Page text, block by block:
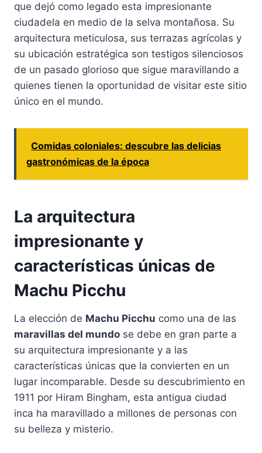
que dejó como legado esta impresionante
ciudadela en medio de la selva montañosa. Su
arquitectura meticulosa, sus terrazas agrícolas y
su ubicación estratégica son testigos silenciosos
de un pasado glorioso que sigue maravillando a
quienes tienen la oportunidad de visitar este sitio
único en el mundo.
Comidas coloniales: descubre las delicias
gastronómicas de la época
La arquitectura
impresionante y
características únicas de
Machu Picchu
La elección de Machu Picchu como una de las
maravillas del mundo se debe en gran parte a
su arquitectura impresionante y a las
características únicas que la convierten en un
lugar incomparable. Desde su descubrimiento en
1911 por Hiram Bingham, esta antigua ciudad
inca ha maravillado a millones de personas con
su belleza y misterio.